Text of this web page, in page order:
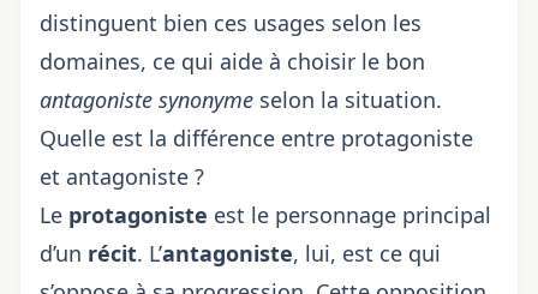
distinguent bien ces usages selon les
domaines, ce qui aide à choisir le bon
antagoniste synonyme selon la situation.
Quelle est la différence entre protagoniste
et antagoniste ?
Le protagoniste est le personnage principal
d’un récit. L’antagoniste, lui, est ce qui